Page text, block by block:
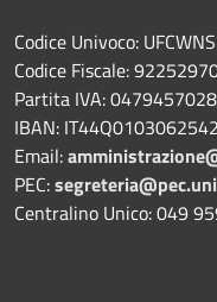
Codice Univoco: UFCWNS
Codice Fiscale:
Partita IVA:
IBAN:
Email:
PEC:
Centralino Unico: 049